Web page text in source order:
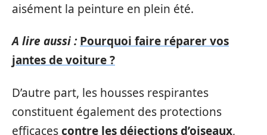
aisément la peinture en plein été.
A lire aussi : Pourquoi faire réparer vos
jantes de voiture ?
D’autre part, les housses respirantes
constituent également des protections
efficacescontre les déjections d’oiseaux,